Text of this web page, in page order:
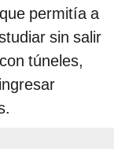
permitía a
sin salir
túneles,